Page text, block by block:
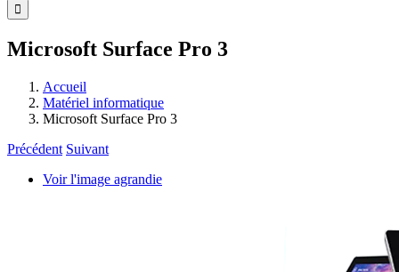
Microsoft Surface Pro 3
Accueil
Matériel informatique
Microsoft Surface Pro 3
Précédent Suivant
Voir l'image agrandie